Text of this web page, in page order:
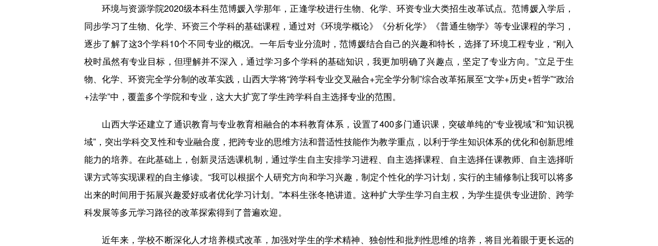
环境与资源学院2020级本科生范博媛入学那年，正逢学校进行生物、化学、环资专业大类招生改革试点。范博媛入学后，
同步学习了生物、化学、环资三个学科的基础课程，通过对《环境学概论》《分析化学》《普通生物学》等专业课程的学习，
逐步了解了这3个学科10个不同专业的概况。一年后专业分流时，范博媛结合自己的兴趣和特长，选择了环境工程专业，“刚入
校时虽然有专业目标，但理解并不深入，通过学习多个学科的基础知识，我更加明确了兴趣点，坚定了专业方向。”立足于生
物、化学、环资完全学分制的改革实践，山西大学将“跨学科专业交叉融合+完全学分制”综合改革拓展至“文学+历史+哲学”“政治
+法学”中，覆盖多个学院和专业，这大大扩宽了学生跨学科自主选择专业的范围。
山西大学还建立了通识教育与专业教育相融合的本科教育体系，设置了400多门通识课，突破单纯的“专业视域”和“知识视
域”，突出学科交叉性和专业融合度，把跨专业的思维方法和普适性技能作为教学重点，以利于学生知识体系的优化和创新思维
能力的培养。在此基础上，创新灵活选课机制，通过学生自主安排学习进程、自主选择课程、自主选择任课教师、自主选择听
课方式等实现课程的自主修读。“我可以根据个人研究方向和学习兴趣，制定个性化的学习计划，实行的主辅修制让我可以将多
出来的时间用于拓展兴趣爱好或者优化学习计划。”本科生张冬艳讲道。这种扩大学生学习自主权，为学生提供专业进阶、跨学
科发展等多元学习路径的改革探索得到了普遍欢迎。
近年来，学校不断深化人才培养模式改革，加强对学生的学术精神、独创性和批判性思维的培养，将目光着眼于更长远的